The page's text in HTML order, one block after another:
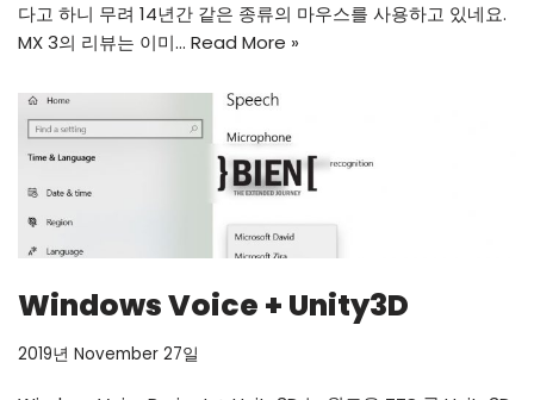
다고 하니 무려 14년간 같은 종류의 마우스를 사용하고 있네요.
MX 3의 리뷰는 이미… Read More »
Windows Voice + Unity3D
2019년 November 27일